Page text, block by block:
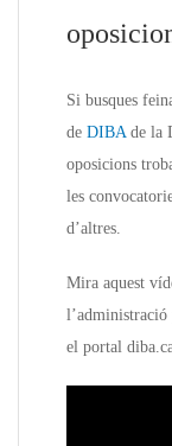
Si busques
de DIBAde la
oposicions
les
d’altres.
Mira aquest
l’administració
el portal